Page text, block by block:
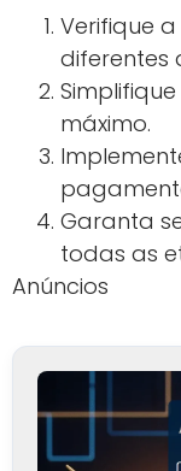
Topo
Meio
Fundo
5.